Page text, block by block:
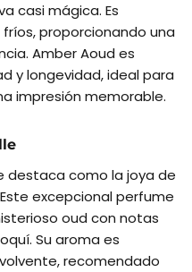
casi mágica. Es
proporcionando una
Amber Aoud es
y longevidad, ideal para
impresión memorable.
destaca como la joya de
excepcional perfume
oud con notas
Su aroma es
recomendado